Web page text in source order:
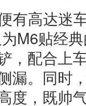
有高达迷
M6贴经
，配合上
漏。同时
度，既帅